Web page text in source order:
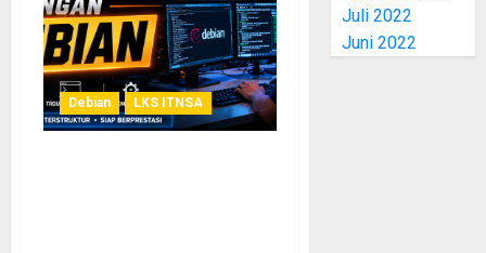
Debian LKS ITNSA
Juli 2022
Juni 2022